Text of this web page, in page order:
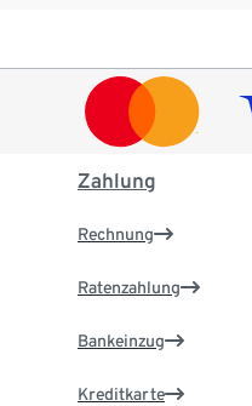
Zahlung
Rechnung
Ratenzahlung
Bankeinzug
Kreditkarte